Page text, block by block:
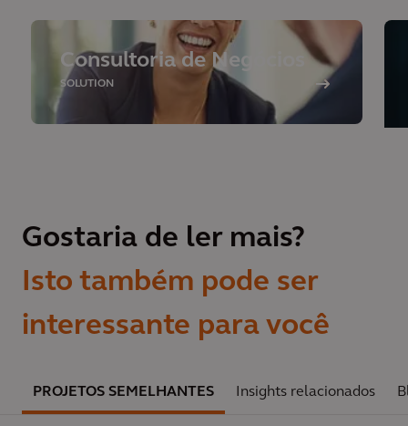
Consultoria de Negócios
SOLUTION
Gostaria de ler mais?
Isto também pode ser
interessante para você
PROJETOS SEMELHANTES Insights relacionados